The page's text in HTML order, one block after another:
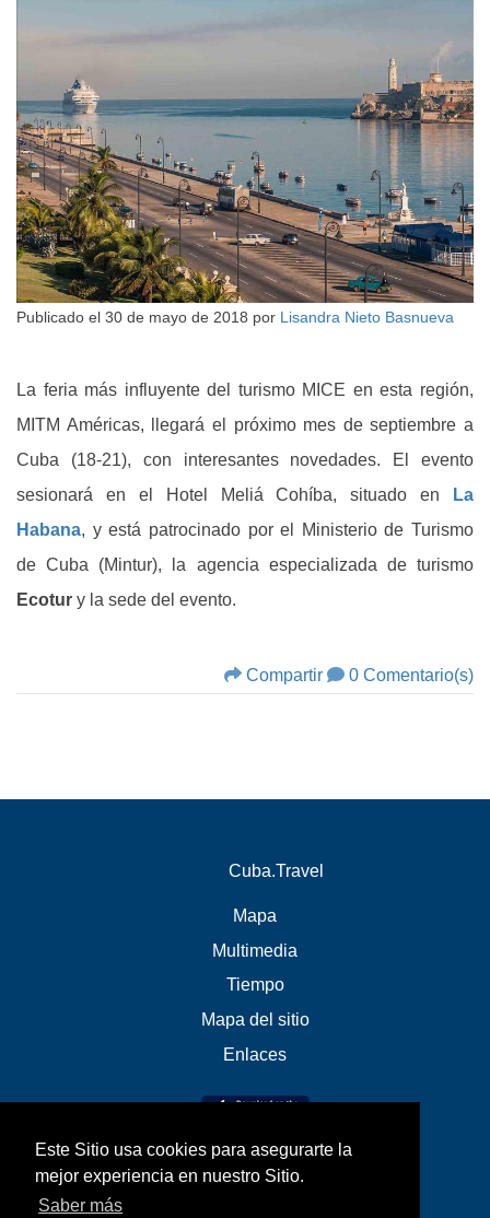
Este Sitio usa cookies para asegurarte la
mejor experiencia en nuestro Sitio.
Saber más
Publicado el 30 de mayo de 2018 por Lisandra Nieto Basnueva
La feria más influyente del turismo MICE en esta región,
MITM Américas, llegará el próximo mes de septiembre a
Cuba (18-21), con interesantes novedades. El evento
sesionará en el Hotel Meliá Cohíba, situado en
La
Habana, y está patrocinado por el Ministerio de Turismo
de Cuba (Mintur), la agencia especializada de turismo
Ecotur y la sede del evento.
Compartir 0 Comentario(s)
Cuba.Travel
Mapa
Multimedia
Tiempo
Mapa del sitio
Enlaces